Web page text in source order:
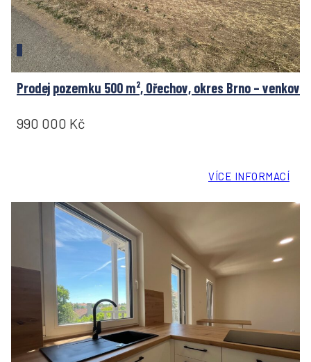
Prodej pozemku 500 m², Ořechov, okres Brno – venkov
990 000 Kč
VÍCE INFORMACÍ